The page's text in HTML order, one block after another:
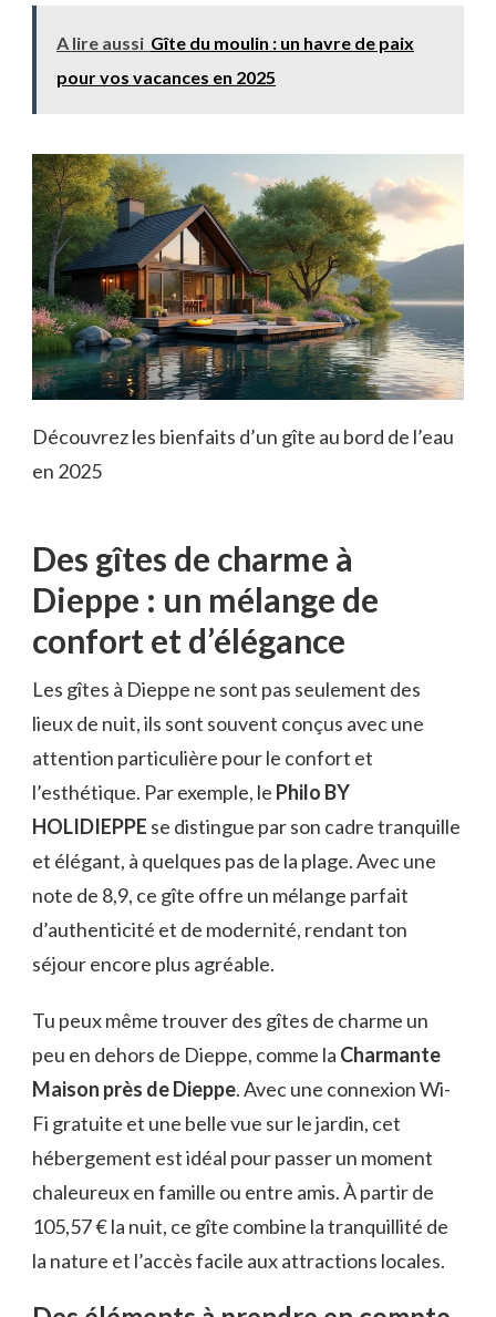
A lire aussi Gîte du moulin : un havre de paix
pour vos vacances en 2025
Découvrez les bienfaits d’un gîte au bord de l’eau
en 2025
Des gîtes de charme à
Dieppe : un mélange de
confort et d’élégance
Les gîtes à Dieppe ne sont pas seulement des
lieux de nuit, ils sont souvent conçus avec une
attention particulière pour le confort et
l’esthétique. Par exemple, le Philo BY
HOLIDIEPPE se distingue par son cadre tranquille
et élégant, à quelques pas de la plage. Avec une
note de 8,9, ce gîte offre un mélange parfait
d’authenticité et de modernité, rendant ton
séjour encore plus agréable.
Tu peux même trouver des gîtes de charme un
peu en dehors de Dieppe, comme la Charmante
Maison près de Dieppe. Avec une connexion Wi-
Fi gratuite et une belle vue sur le jardin, cet
hébergement est idéal pour passer un moment
chaleureux en famille ou entre amis. À partir de
105,57 € la nuit, ce gîte combine la tranquillité de
la nature et l’accès facile aux attractions locales.